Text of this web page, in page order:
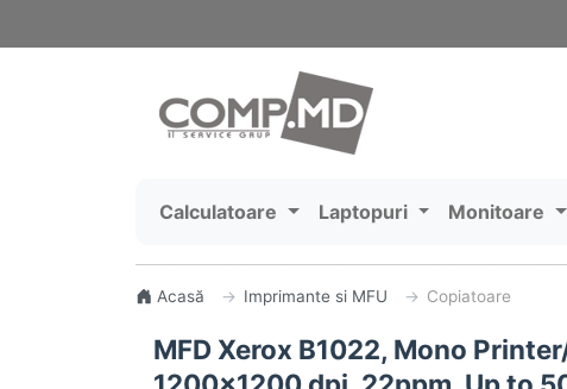
Calculatoare Laptopuri Monitoare
Acasă Imprimante si MFU Copiatoare
MFD Xerox B1022, Mono